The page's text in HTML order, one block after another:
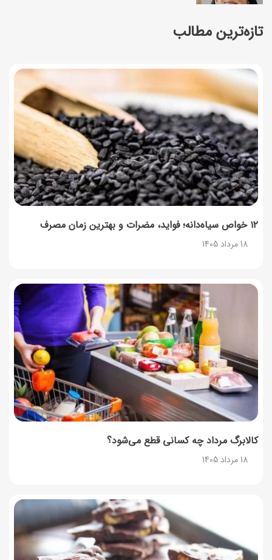
تازه‌ترین مطالب
۱۲ خواص سیاه‌دانه؛ فواید، مضرات و بهترین زمان مصرف
18 مرداد 1405
کالابرگ مرداد چه کسانی قطع می‌شود؟
18 مرداد 1405
زمان واریز و مبلغ کالابرگ مرداد ۱۴۰۵
18 مرداد 1405
راهنمای اعتراض به کالابرگ مرداد ۱۴۰۵ + شماره پشتیبانی
18 مرداد 1405
گردو را با چه دستگاهی آسیاب کنیم که روغن نیندازد؟
17 مرداد 1405
طرز تهیه اوتمیل گیلاس؛ صبحانه سالم با طعم تابستانی
17 مرداد 1405
طرز تهیه محلبی انجیر؛ دسر خوشمزه با طعم انجیر تازه
17 مرداد 1405